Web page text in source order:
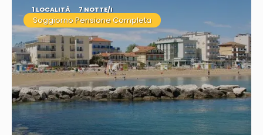
1 LOCALITÀ 7 NOTTE/I
Soggiorno Pensione Completa